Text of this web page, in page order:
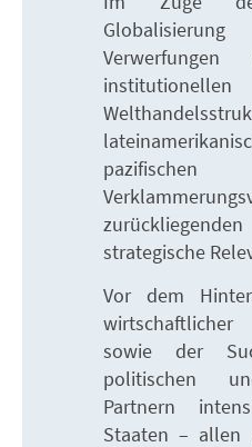
institutionellen
pazifischen
strategische
Vor dem
wirtschaftlicher
sowie der
politischen
Partnern
Staaten – allen